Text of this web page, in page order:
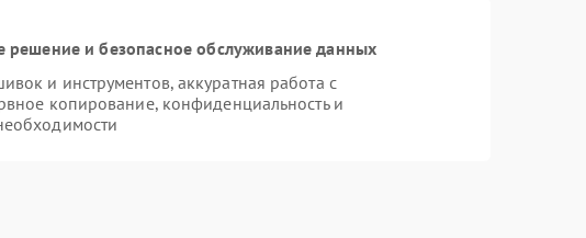
и безопасное обслуживание данных
и инструментов, аккуратная работа с
копирование, конфиденциальность и